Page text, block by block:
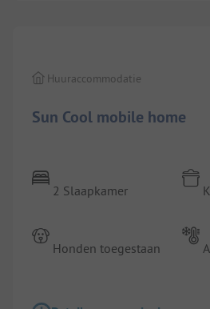
Sun Cool mobile home
Huuraccommodatie
2 Slaapkamer
Honden toegestaan